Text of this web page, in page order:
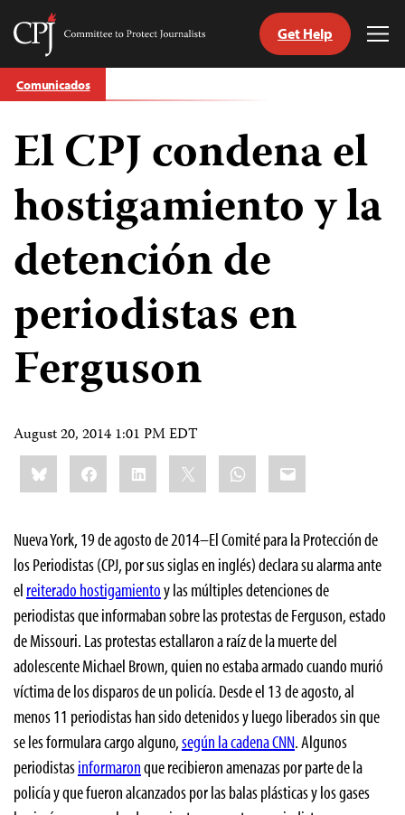
Skip
to
Committee
Journalists
Get Help
Comunicados
El CPJ condena el
hostigamiento y la
detención de
periodistas en
Ferguson
August 20, 2014 1:01 PM EDT
Share
this:BlueskyFacebookLinkedIn WhatsApp
Email
Nueva York, 19 de agosto de 2014–El Comité para la Protección de
los Periodistas (CPJ, por sus siglas en inglés) declara su alarma ante
el reiterado hostigamientoy las múltiples detenciones de
periodistas que informaban sobre las protestas de Ferguson, estado
de Missouri. Las protestas estallaron a raíz de la muerte del
adolescente Michael Brown, quien no estaba armado cuando murió
víctima de los disparos de un policía. Desde el 13 de agosto, al
menos 11 periodistas han sido detenidos y luego liberados sin que
se les formulara cargo alguno,según la cadena CNN. Algunos
periodistasinformaronque recibieron amenazas por parte de la
policía y que fueron alcanzados por las balas plásticas y los gases